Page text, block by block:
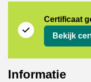
Certificaat
Bekijk
Informatie